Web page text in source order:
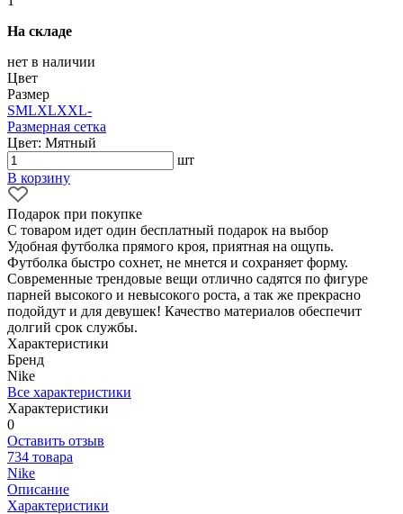
На складе
нет в наличии
Цвет
Размер
SMLXLXXL-
Размерная сетка
Цвет: Мятный
шт
В корзину
Подарок при покупке
С товаром идет один бесплатный подарок на выбор
Удобная футболка прямого кроя, приятная на ощупь.
Футболка быстро сохнет, не мнется и сохраняет форму.
Современные трендовые вещи отлично садятся по фигуре
парней высокого и невысокого роста, а так же прекрасно
подойдут и для девушек! Качество материалов обеспечит
долгий срок службы.
Характеристики
Бренд
Nike
Все характеристики
Характеристики
0
Оставить отзыв
734 товара
Nike
Описание
Характеристики